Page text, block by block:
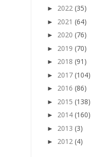
► 2022 (35)
► 2021 (64)
► 2020 (76)
► 2019 (70)
► 2018 (91)
► 2017 (104)
► 2016 (86)
► 2015 (138)
► 2014 (160)
► 2013 (3)
► 2012 (4)